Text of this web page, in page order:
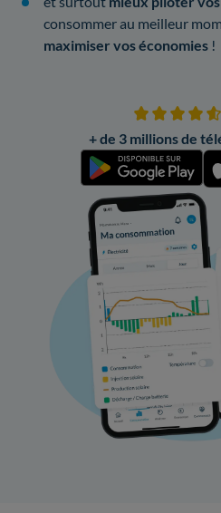
consommer au meilleur
maximiser vos économies !
+ de 3 millions de